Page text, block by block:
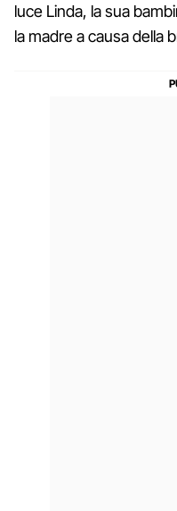
luce Linda, la sua
la madre a causa della